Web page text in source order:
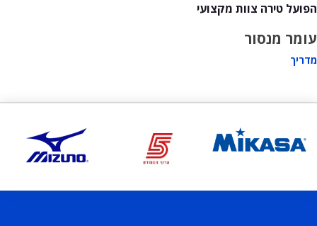
הפועל טירה צוות מקצועי
עומר מנסור
מדריך